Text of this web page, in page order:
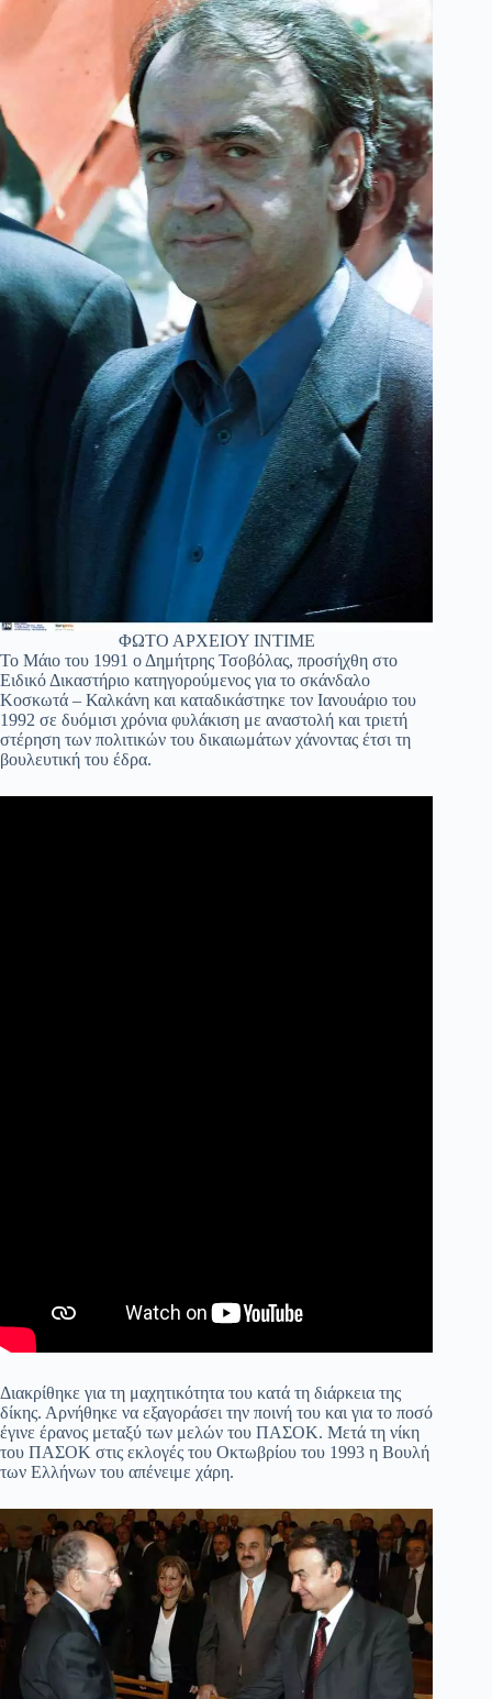
ΦΩΤΟ ΑΡΧΕΙΟΥ ΙΝΤΙΜΕ
Το Μάιο του 1991 ο Δημήτρης Τσοβόλας, προσήχθη στο
Ειδικό Δικαστήριο κατηγορούμενος για το σκάνδαλο
Κοσκωτά – Καλκάνη και καταδικάστηκε τον Ιανουάριο του
1992 σε δυόμισι χρόνια φυλάκιση με αναστολή και τριετή
στέρηση των πολιτικών του δικαιωμάτων χάνοντας έτσι τη
βουλευτική του έδρα.
Διακρίθηκε για τη μαχητικότητα του κατά τη διάρκεια της
δίκης. Αρνήθηκε να εξαγοράσει την ποινή του και για το ποσό
έγινε έρανος μεταξύ των μελών του ΠΑΣΟΚ. Μετά τη νίκη
του ΠΑΣΟΚ στις εκλογές του Οκτωβρίου του 1993 η Βουλή
των Ελλήνων του απένειμε χάρη.